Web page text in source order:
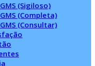
(Sigiloso)
(Completa)
(Consultar)